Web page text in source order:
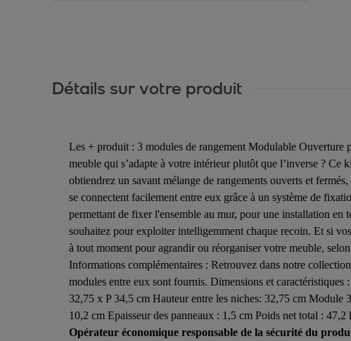
Détails sur votre produit
Les + produit : 3 modules de rangement Modulable Ouverture
meuble qui s’adapte à votre intérieur plutôt que l’inverse ? Ce
obtiendrez un savant mélange de rangements ouverts et
se connectent facilement entre eux grâce à un système de
permettant de fixer l'ensemble au mur, pour une installation
souhaitez pour exploiter intelligemment chaque recoin. Et si
à tout moment pour agrandir ou réorganiser votre meuble,
Informations complémentaires : Retrouvez dans notre
modules entre eux sont fournis. Dimensions et
32,75 x P 34,5 cm Hauteur entre les niches: 32,75 cm
10,2 cm Epaisseur des panneaux : 1,5 cm Poids net total :
Opérateur économique responsable de la sécurité du